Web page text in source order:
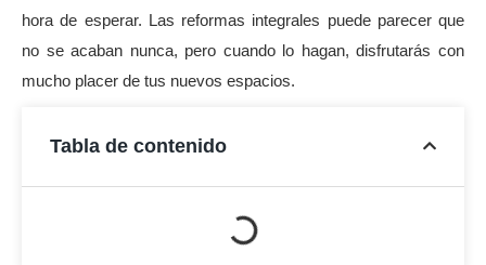
hora de esperar. Las reformas integrales puede parecer que
no se acaban nunca, pero cuando lo hagan, disfrutarás con
mucho placer de tus nuevos espacios.
Tabla de contenido